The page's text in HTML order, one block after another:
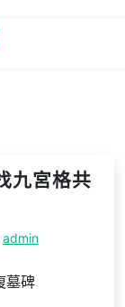
九宮格共
admin
墓碑